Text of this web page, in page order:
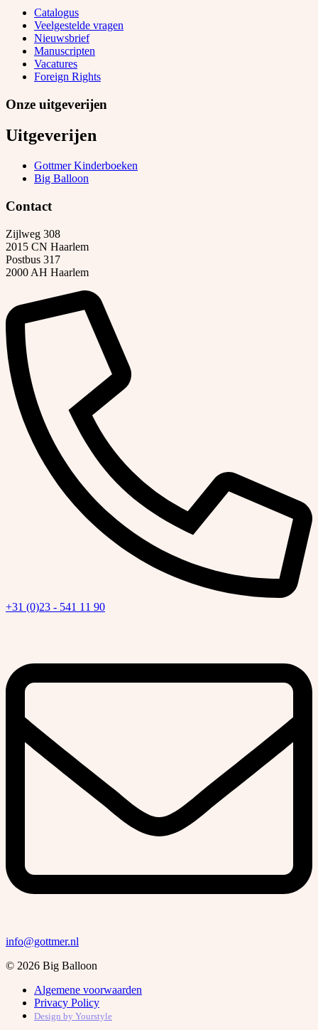
Catalogus
Veelgestelde vragen
Nieuwsbrief
Manuscripten
Vacatures
Foreign Rights
Onze uitgeverijen
Uitgeverijen
Gottmer Kinderboeken
Big Balloon
Contact
Zijlweg 308
2015 CN Haarlem
Postbus 317
2000 AH Haarlem
+31 (0)23 - 541 11 90
info@gottmer.nl
© 2026 Big Balloon
Algemene voorwaarden
Privacy Policy
Design by Yourstyle